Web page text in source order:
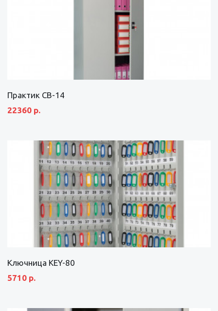
Практик СВ-14
22360 р.
Ключница KEY-80
5710 р.